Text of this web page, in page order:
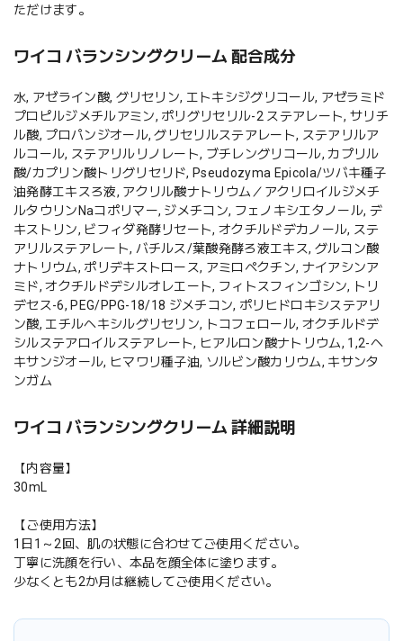
ただけます。
ワイコ バランシングクリーム 配合成分
水, アゼライン酸, グリセリン, エトキシジグリコール, アゼラミド
プロピルジメチルアミン, ポリグリセリル-2 ステアレート, サリチ
ル酸, プロパンジオール, グリセリルステアレート, ステアリルア
ルコール, ステアリルリノレート, ブチレングリコール, カプリル
酸/カプリン酸トリグリセリド, Pseudozyma Epicola/ツバキ種子
油発酵エキスろ液, アクリル酸ナトリウム／アクリロイルジメチ
ルタウリンNaコポリマー, ジメチコン, フェノキシエタノール, デ
キストリン, ビフィダ発酵リセート, オクチルドデカノール, ステ
アリルステアレート, バチルス/葉酸発酵ろ液エキス, グルコン酸
ナトリウム, ポリデキストロース, アミロペクチン, ナイアシンア
ミド, オクチルドデシルオレエート, フィトスフィンゴシン, トリ
デセス-6, PEG/PPG-18/18 ジメチコン, ポリヒドロキシステアリ
ン酸, エチルヘキシルグリセリン, トコフェロール, オクチルドデ
シルステアロイルステアレート, ヒアルロン酸ナトリウム, 1,2-ヘ
キサンジオール, ヒマワリ種子油, ソルビン酸カリウム, キサンタ
ンガム
ワイコ バランシングクリーム 詳細説明
【内容量】
30mL
【ご使用方法】
1日1～2回、肌の状態に合わせてご使用ください。
丁寧に洗顔を行い、本品を顔全体に塗ります。
少なくとも2か月は継続してご使用ください。